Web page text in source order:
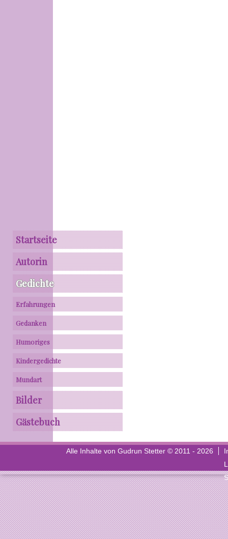
Startseite
Autorin
Gedichte
Erfahrungen
Gedanken
Humoriges
Kindergedichte
Mundart
Bilder
Gästebuch
Alle Inhalte von Gudrun Stetter © 2011 - 2026